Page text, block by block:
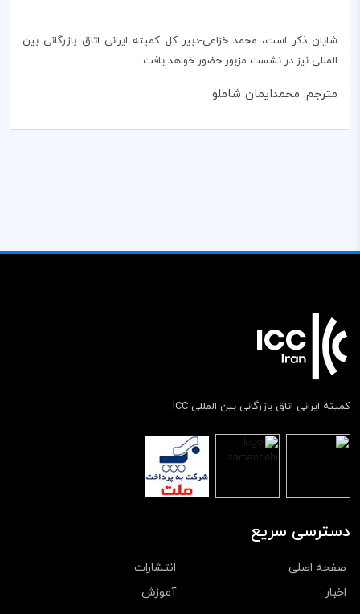
شایان ذکر است، محمد خزاعی-دبیر کل کمیته ایرانی اتاق بازرگانی بین
المللی نیز در نشست مزبور حضور خواهد یافت.
مترجم: محمدایمان شاملو
کمیته ایرانی اتاق بازرگانی بین المللی ICC
دسترسی سریع
صفحه اصلی
انتشارات
اخبار
آموزش